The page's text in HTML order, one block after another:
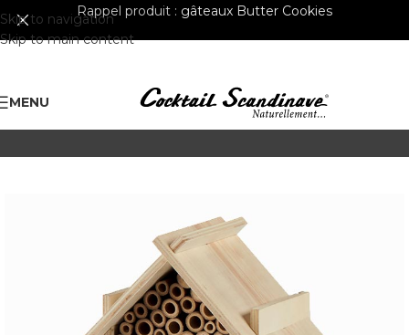
Skip to navigation
Skip to main content
Rappel produit : gâteaux Butter Cookies
MENU